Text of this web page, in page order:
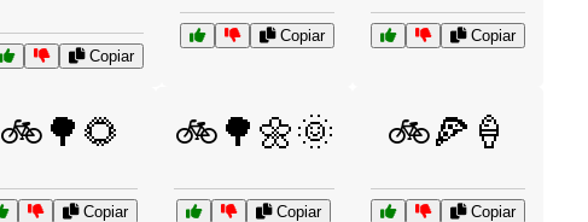
Copiar
Copiar Copiar
🚲🌳🌻
Copiar
🚲🌳🌼🌞
Copiar
🚲🍕🍦
Copiar